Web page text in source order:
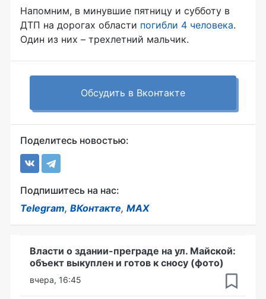
Напомним, в минувшие пятницу и субботу в
ДТП на дорогах области погибли 4 человека.
Один из них – трехлетний мальчик.
Обсудить в Вконтакте
Поделитесь новостью:
Подпишитесь на нас:
Telegram, ВКонтакте, MAX
Власти о здании-преграде на ул. Майской:
объект выкуплен и готов к сносу (фото)
вчера, 16:45